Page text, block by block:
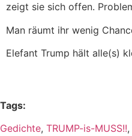
zeigt sie sich offen.
Man räumt ihr wenig
Elefant Trump hält alle(s)
Tags:
Gedichte, TRUMP-is-MUSS!!,